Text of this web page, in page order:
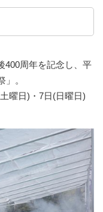
400周年を記念し、平
。
曜日)・7日(日曜日)